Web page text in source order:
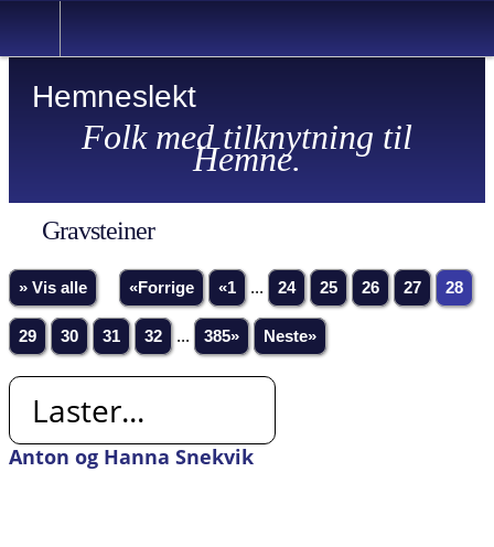
Hemneslekt
Folk med tilknytning til
Hemne.
Gravsteiner
» Vis alle «Forrige «1 ... 24 25 26 27 28
29 30 31 32 ... 385» Neste»
Laster...
Anton og Hanna Snekvik